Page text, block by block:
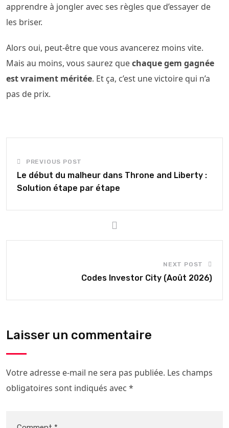
apprendre à jongler avec ses règles que d’essayer de
les briser.
Alors oui, peut-être que vous avancerez moins vite.
Mais au moins, vous saurez quechaque gem gagnée
est vraiment méritée. Et ça, c’est une victoire qui n’a
pas de prix.
PREVIOUS POST
Le début du malheur dans Throne and Liberty :
Solution étape par étape
NEXT POST
Codes Investor City (Août 2026)
Laisser un commentaire
Votre adresse e-mail ne sera pas publiée. Les champs
obligatoires sont indiqués avec *